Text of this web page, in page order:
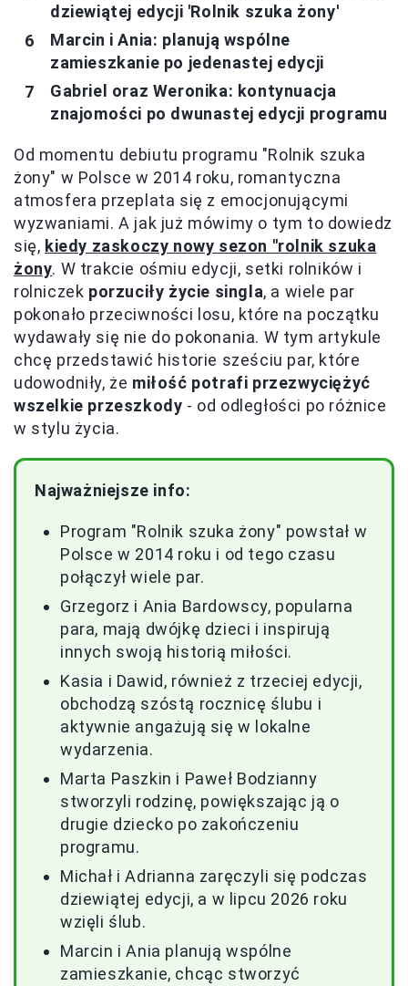
dziewiątej edycji 'Rolnik szuka żony'
Marcin i Ania: planują wspólne
zamieszkanie po jedenastej edycji
Gabriel oraz Weronika: kontynuacja
znajomości po dwunastej edycji programu
Od momentu debiutu programu "Rolnik szuka
żony" w Polsce w 2014 roku, romantyczna
atmosfera przeplata się z emocjonującymi
wyzwaniami. A jak już mówimy o tym to dowiedz
się, kiedy zaskoczy nowy sezon "rolnik szuka
żony. W trakcie ośmiu edycji, setki rolników i
rolniczek porzuciły życie singla, a wiele par
pokonało przeciwności losu, które na początku
wydawały się nie do pokonania. W tym artykule
chcę przedstawić historie sześciu par, które
udowodniły, że miłość potrafi przezwyciężyć
wszelkie przeszkody - od odległości po różnice
w stylu życia.
Najważniejsze info:
Program "Rolnik szuka żony" powstał w
Polsce w 2014 roku i od tego czasu
połączył wiele par.
Grzegorz i Ania Bardowscy, popularna
para, mają dwójkę dzieci i inspirują
innych swoją historią miłości.
Kasia i Dawid, również z trzeciej edycji,
obchodzą szóstą rocznicę ślubu i
aktywnie angażują się w lokalne
wydarzenia.
Marta Paszkin i Paweł Bodzianny
stworzyli rodzinę, powiększając ją o
drugie dziecko po zakończeniu
programu.
Michał i Adrianna zaręczyli się podczas
dziewiątej edycji, a w lipcu 2026 roku
wzięli ślub.
Marcin i Ania planują wspólne
zamieszkanie, chcąc stworzyć